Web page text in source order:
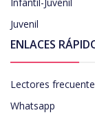
Juvenil
ENLACES
Lectores
Whatsapp